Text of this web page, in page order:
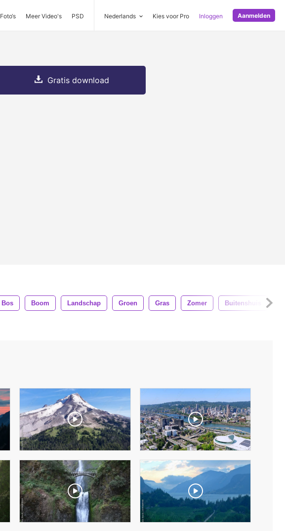
Foto‘s Meer Video's PSD Nederlands Kies voor Pro Inloggen Aanmelden
Gratis download
Bos Boom Landschap Groen Gras Zomer Buitenshuis